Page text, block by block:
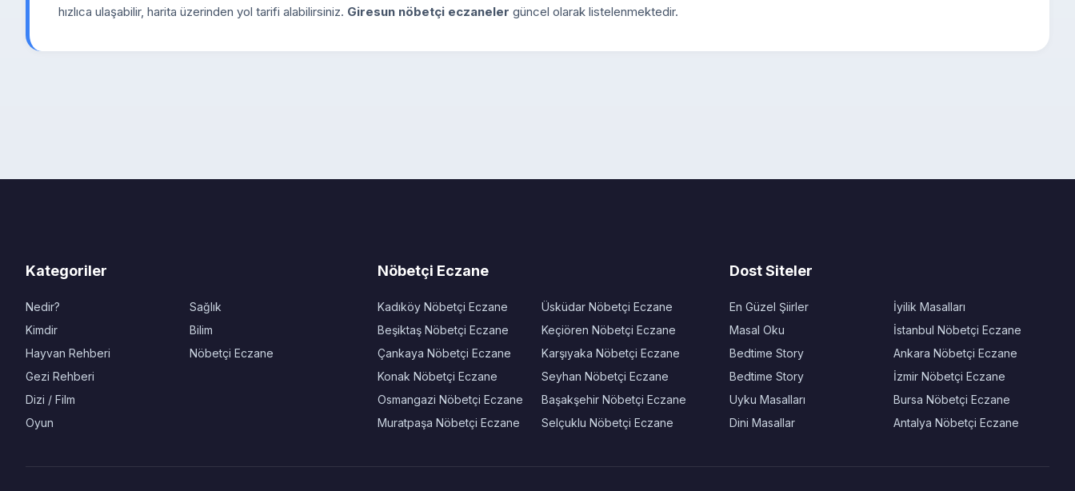
hızlıca ulaşabilir, harita üzerinden yol tarifi alabilirsiniz. Giresun nöbetçi eczaneler güncel olarak listelenmektedir.
Kategoriler
Nedir?
Kimdir
Hayvan Rehberi
Gezi Rehberi
Dizi / Film
Oyun
Sağlık
Bilim
Nöbetçi Eczane
Nöbetçi Eczane
Kadıköy Nöbetçi Eczane
Beşiktaş Nöbetçi Eczane
Çankaya Nöbetçi Eczane
Konak Nöbetçi Eczane
Osmangazi Nöbetçi Eczane
Muratpaşa Nöbetçi Eczane
Üsküdar Nöbetçi Eczane
Keçiören Nöbetçi Eczane
Karşıyaka Nöbetçi Eczane
Seyhan Nöbetçi Eczane
Başakşehir Nöbetçi Eczane
Selçuklu Nöbetçi Eczane
Dost Siteler
En Güzel Şiirler
Masal Oku
Bedtime Story
Bedtime Story
Uyku Masalları
Dini Masallar
İyilik Masalları
İstanbul Nöbetçi Eczane
Ankara Nöbetçi Eczane
İzmir Nöbetçi Eczane
Bursa Nöbetçi Eczane
Antalya Nöbetçi Eczane